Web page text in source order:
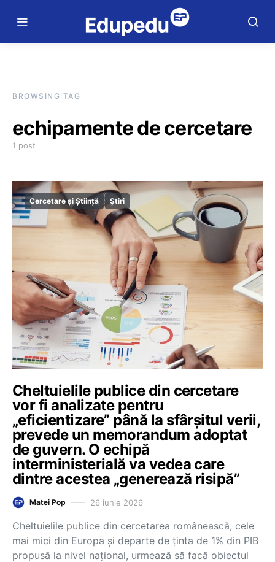
BROWSING TAG
echipamente de cercetare
1 post
Cercetare și Știință Știri
Cheltuielile publice din cercetare
vor fi analizate pentru
„eficientizare” până la sfârșitul verii,
prevede un memorandum adoptat
de guvern. O echipă
interministerială va vedea care
dintre acestea „generează risipă”
Matei Pop 26 iunie 2026
Cheltuielile publice din cercetarea românească, cele
mai mici din Europa și departe de ținta de 1% din PIB
propusă la nivel național, urmează să facă obiectul